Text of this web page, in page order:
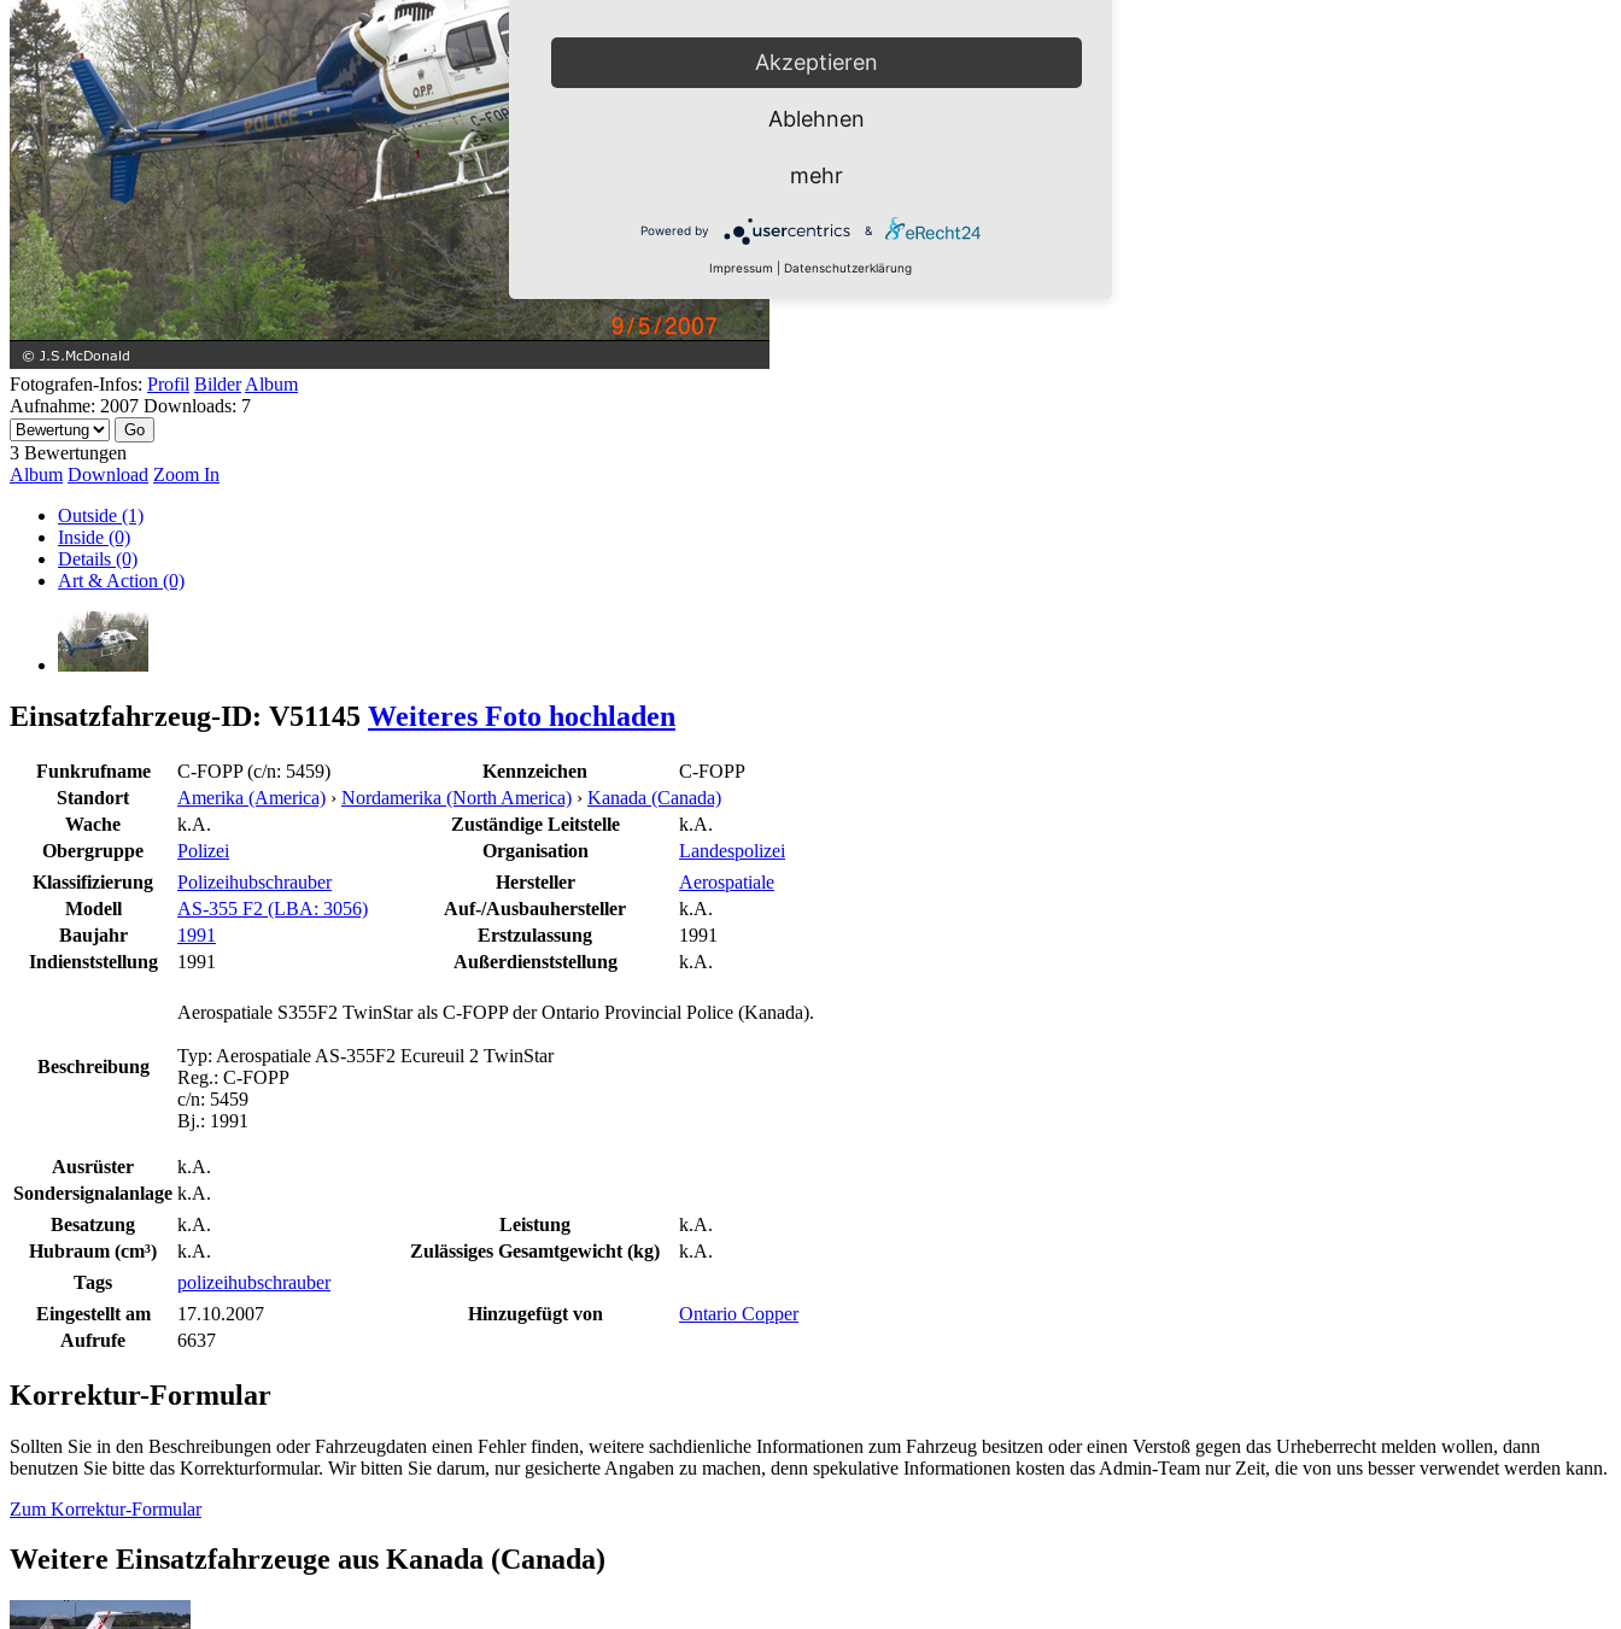
Fotografen-Infos: Profil Bilder Album
Aufnahme: 2007 Downloads: 7
3 Bewertungen
Album Download Zoom In
Outside (1)
Inside (0)
Details (0)
Art & Action (0)
Einsatzfahrzeug-ID: V51145 Weiteres Foto hochladen
Funkrufname C-FOPP (c/n: 5459) Kennzeichen
C-FOPP
Standort
Amerika (America) › Nordamerika (North America) › Kanada (Canada)
Wache
k.A. Zuständige Leitstelle
k.A.
Obergruppe
Polizei Organisation
Landespolizei
Klassifizierung
Polizeihubschrauber Hersteller
Aerospatiale
Modell
AS-355 F2 (LBA: 3056) Auf-/Ausbauhersteller
k.A.
Baujahr
1991 Erstzulassung
1991
Indienststellung
1991 Außerdienststellung k.A.
Beschreibung
Aerospatiale S355F2 TwinStar als C-FOPP der Ontario Provincial Police (Kanada).
Typ: Aerospatiale AS-355F2 Ecureuil 2 TwinStar
Reg.: C-FOPP
c/n: 5459
Bj.: 1991
Ausrüster
k.A.
Sondersignalanlage k.A.
Besatzung
k.A. Leistung
k.A.
Hubraum (cm³)
k.A. Zulässiges Gesamtgewicht (kg)
k.A.
Tags
polizeihubschrauber
Eingestellt am
17.10.2007 Hinzugefügt von
Ontario Copper
Aufrufe
6637
Korrektur-Formular
Sollten Sie in den Beschreibungen oder Fahrzeugdaten einen Fehler finden, weitere sachdienliche Informationen zum Fahrzeug besitzen oder einen Verstoß gegen das Urheberrecht melden wollen, dann
benutzen Sie bitte das Korrekturformular. Wir bitten Sie darum, nur gesicherte Angaben zu machen, denn spekulative Informationen kosten das Admin-Team nur Zeit, die von uns besser verwendet werden kann.
Zum Korrektur-Formular
Weitere Einsatzfahrzeuge aus Kanada (Canada)
Akzeptieren
Ablehnen
mehr
Powered by &
Impressum Datenschutzerklärung